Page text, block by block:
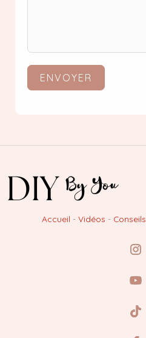
ENVOYER
Accueil - Vidéos - Conseils